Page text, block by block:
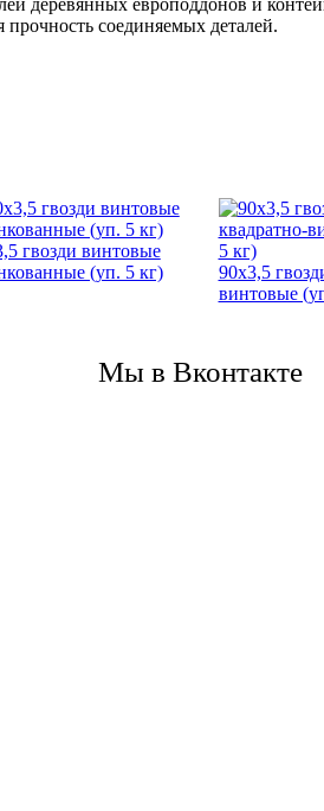
прочность соединяемых деталей.
гвозди винтовые
(уп. 5 кг)
90х3,5
винтовые
Мы в Вконтакте